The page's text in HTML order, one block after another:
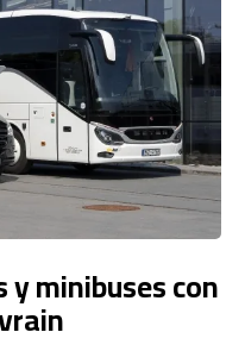
minibuses con